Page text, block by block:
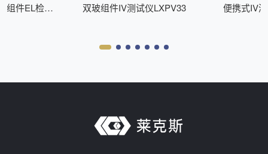
组件EL检测
双玻组件IV测试仪LXPV33 便携式IV